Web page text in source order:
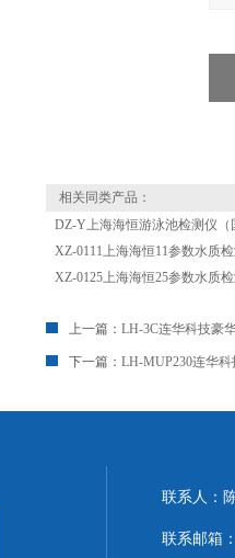
相关同类产品：
DZ-Y上海海恒游泳池检测仪（
XZ-0111上海海恒11参数水质
XZ-0125上海海恒25参数水质
上一篇： LH-3C连华科技豪
下一篇： LH-MUP230连华
联系人：
联系邮箱